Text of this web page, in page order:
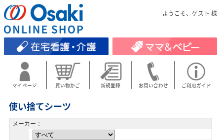
ようこそ、ゲスト 様
マイページ 買い物かご 新規登録 お問い合わせ ご利用ガイド
使い捨てシーツ
メーカー：